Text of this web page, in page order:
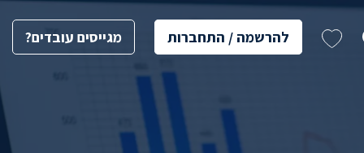
להרשמה / התחברות מגייסים עובדים?